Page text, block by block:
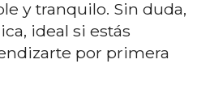
y tranquilo. Sin duda,
ideal si estás
por primera